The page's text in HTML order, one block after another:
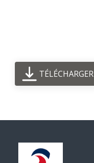
TÉLÉCHARGER